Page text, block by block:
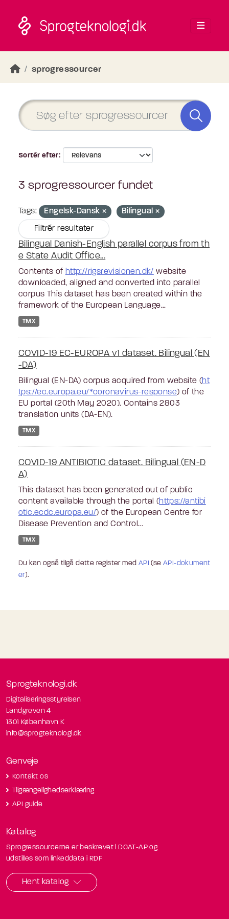
sprogressourcer
Sortér efter
3 sprogressourcer fundet
Tags: Engelsk-Dansk Bilingual
Filtrér resultater
Bilingual Danish-English parallel corpus from th
e State Audit Office...
Contents of http://rigsrevisionen.dk/ website
downloaded, aligned and converted into parallel
corpus This dataset has been created within the
framework of the European Language...
TMX
COVID-19 EC-EUROPA v1 dataset. Bilingual (EN
-DA)
Bilingual (EN-DA) corpus acquired from website (ht
tps://ec.europa.eu/*coronavirus-response) of the
EU portal (20th May 2020). Contains 2803
translation units (DA-EN).
TMX
COVID-19 ANTIBIOTIC dataset. Bilingual (EN-D
A)
This dataset has been generated out of public
content available through the portal (https://antibi
otic.ecdc.europa.eu/) of the European Centre for
Disease Prevention and Control...
TMX
Du kan også tilgå dette register med API (seAPI-dokument
er).
Sprogteknologi.dk
Digitaliseringsstyrelsen
Landgreven 4
1301 København K
info@sprogteknologi.dk
Genveje
Kontakt os
Tilgængelighedserklæring
API guide
Katalog
Sprogressourcerne er beskrevet i DCAT-AP og
udstilles som linkeddata i RDF
Hent katalog